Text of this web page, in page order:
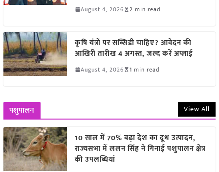
August 4, 2026 2 min read
कृषि यंत्रों पर सब्सिडी चाहिए? आवेदन की
आखिरी तारीख 4 अगस्त, जल्द करें अप्लाई
August 4, 2026 1 min read
पशुपालन View All
10 साल में 70% बढ़ा देश का दूध उत्पादन,
राज्यसभा में ललन सिंह ने गिनाईं पशुपालन क्षेत्र
की उपलब्धियां